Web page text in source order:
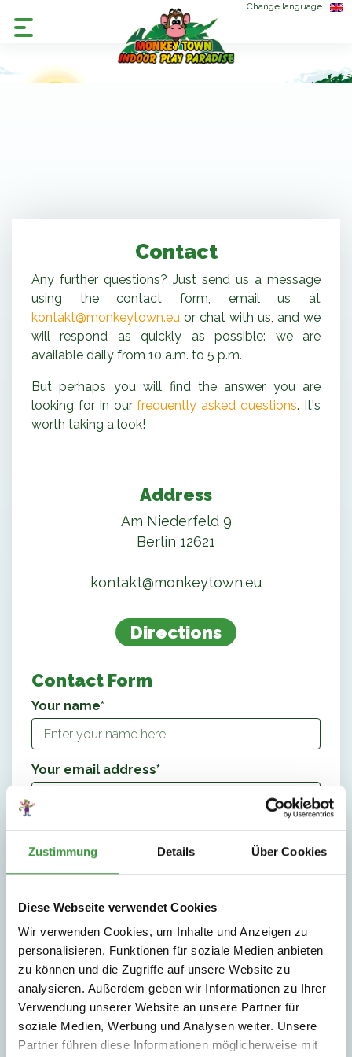
Zustimmung Details Über Cookies
Diese Webseite verwendet Cookies
Wir verwenden Cookies, um Inhalte und Anzeigen zu
personalisieren, Funktionen für soziale Medien anbieten
zu können und die Zugriffe auf unsere Website zu
analysieren. Außerdem geben wir Informationen zu Ihrer
Verwendung unserer Website an unsere Partner für
soziale Medien, Werbung und Analysen weiter. Unsere
Partner führen diese Informationen möglicherweise mit
Change language
Contact
Any further questions? Just send us a message
using the contact form, email us at
kontakt@monkeytown.eu or chat with us, and we
will respond as quickly as possible: we are
available daily from 10 a.m. to 5 p.m.
But perhaps you will find the answer you are
looking for in ourfrequently asked questions. It's
worth taking a look!
Address
Am Niederfeld 9
Berlin 12621
kontakt@monkeytown.eu
Directions
Contact Form
Your name*
Your email address*
Your phone number
Your message